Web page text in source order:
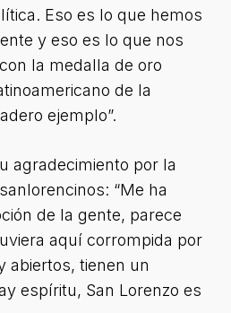
Eso es lo que hemos
y eso es lo que nos
la medalla de oro
de la
ejemplo”.
agradecimiento por la
“Me ha
de la gente, parece
aquí corrompida por
abiertos, tienen un
espíritu, San Lorenzo es